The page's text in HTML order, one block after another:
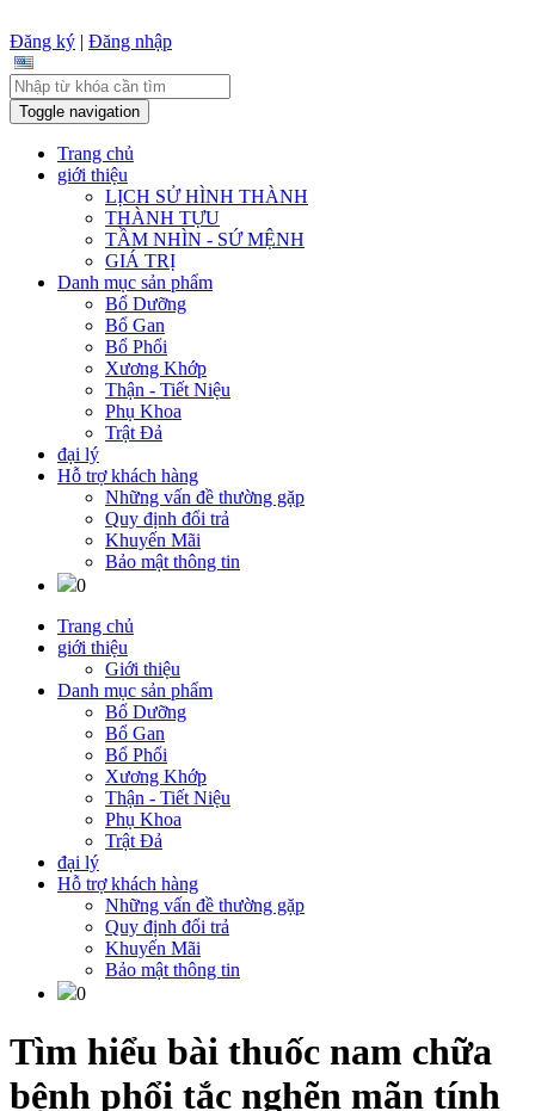
Đăng ký | Đăng nhập
Toggle navigation
Trang chủ
giới thiệu
LỊCH SỬ HÌNH THÀNH
THÀNH TỰU
TẦM NHÌN - SỨ MỆNH
GIÁ TRỊ
Danh mục sản phẩm
Bổ Dưỡng
Bổ Gan
Bổ Phổi
Xương Khớp
Thận - Tiết Niệu
Phụ Khoa
Trật Đả
đại lý
Hỗ trợ khách hàng
Những vấn đề thường gặp
Quy định đổi trả
Khuyến Mãi
Bảo mật thông tin
0
Trang chủ
giới thiệu
Giới thiệu
Danh mục sản phẩm
Bổ Dưỡng
Bổ Gan
Bổ Phổi
Xương Khớp
Thận - Tiết Niệu
Phụ Khoa
Trật Đả
đại lý
Hỗ trợ khách hàng
Những vấn đề thường gặp
Quy định đổi trả
Khuyến Mãi
Bảo mật thông tin
0
Tìm hiểu bài thuốc nam chữa
bệnh phổi tắc nghẽn mãn tính